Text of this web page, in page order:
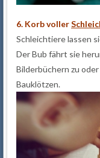
6. Korb voller
Schleichtiere lassen
Der Bub fährt sie
Bilderbüchern zu
Bauklötzen.